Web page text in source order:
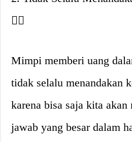
👎🏼
Mimpi memberi uang
tidak selalu menandakan
karena bisa saja kita
jawab yang besar dalam